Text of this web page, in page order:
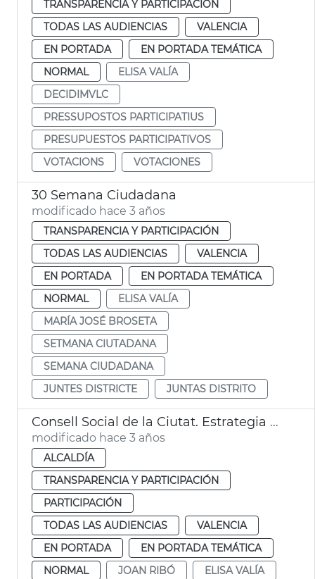
TRANSPARENCIA Y PARTICIPACIÓN
TODAS LAS AUDIENCIAS
VALENCIA
EN PORTADA
EN PORTADA TEMÁTICA
NORMAL
ELISA VALÍA
DECIDIMVLC
PRESSUPOSTOS PARTICIPATIUS
PRESUPUESTOS PARTICIPATIVOS
VOTACIONS
VOTACIONES
30 Semana Ciudadana
modificado hace 3 años
TRANSPARENCIA Y PARTICIPACIÓN
TODAS LAS AUDIENCIAS
VALENCIA
EN PORTADA
EN PORTADA TEMÁTICA
NORMAL
ELISA VALÍA
MARÍA JOSÉ BROSETA
SETMANA CIUTADANA
SEMANA CIUDADANA
JUNTES DISTRICTE
JUNTAS DISTRITO
Consell Social de la Ciutat. Estrategia València 2030
modificado hace 3 años
ALCALDÍA
TRANSPARENCIA Y PARTICIPACIÓN
PARTICIPACIÓN
TODAS LAS AUDIENCIAS
VALENCIA
EN PORTADA
EN PORTADA TEMÁTICA
NORMAL
JOAN RIBÓ
ELISA VALÍA